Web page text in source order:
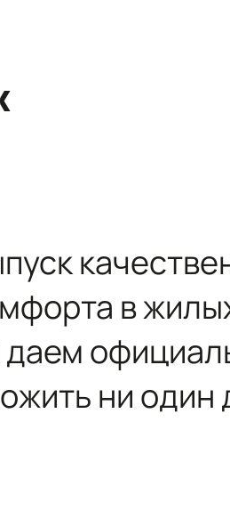
в
ни один